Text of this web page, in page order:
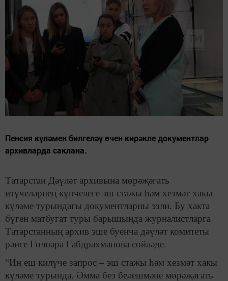
Пенсия күләмен билгеләү өчен кирәкле документлар
архивларда саклана.
Татарстан Дәүләт архивына мөрәҗәгать
итүчеләрнең күпчелеге эш стажы һәм хезмәт хакы
күләме турындагы документларны эзли. Бу хакта
бүген матбугат туры барышында журналистларга
Татарстанның архив эше буенча дәүләт комитеты
рәисе Гөлнара Габдрахманова сөйләде.
“Иң еш килүче запрос – эш стажы һәм хезмәт хакы
күләме турында. Əмма без белешмәне мөрәҗәгать